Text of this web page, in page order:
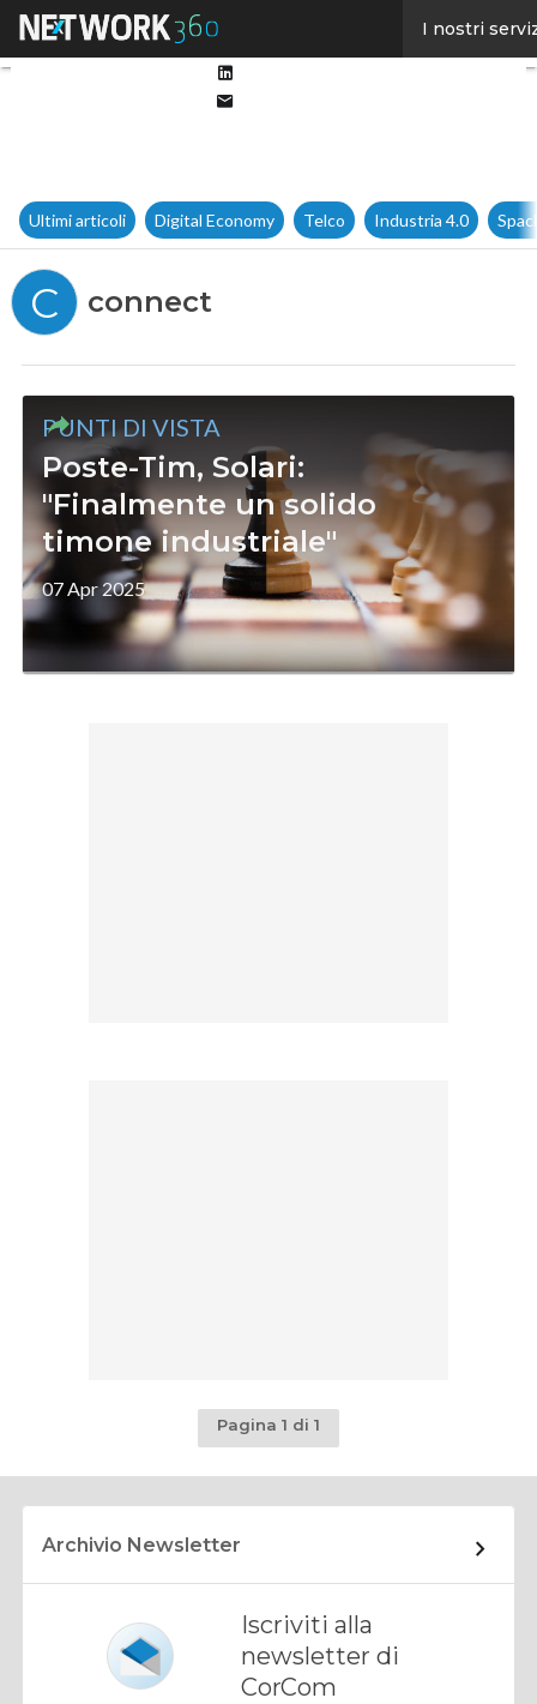
I nostri
Ultimi articoli Digital Economy Telco Industria 4.0
C connect
PUNTI DI VISTA
Poste-Tim, Solari:
"Finalmente un solido
timone industriale"
07 Apr 2025
Pagina 1 di 1
Archivio Newsletter
Iscriviti alla
newsletter di
CorCom